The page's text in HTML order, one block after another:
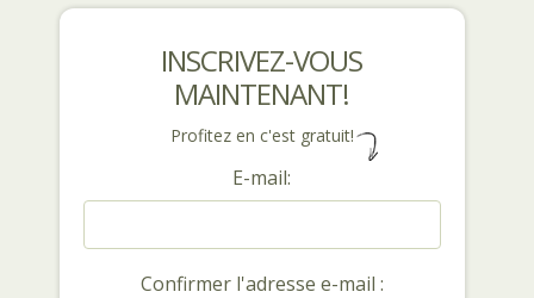
INSCRIVEZ-VOUS
MAINTENANT!
Profitez en c'est gratuit!
E-mail:
Confirmer l'adresse e-mail :